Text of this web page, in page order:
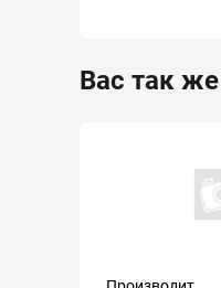
Вас так